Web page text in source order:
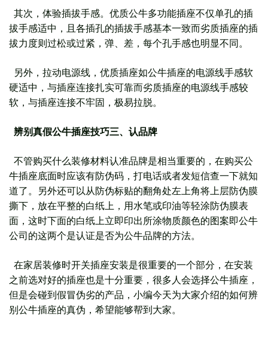
其次，体验插拔手感。优质公牛多功能插座不仅单孔的插
拔手感适中，且各插孔的插拔手感基本一致而劣质插座的插
拔力度则过松或过紧，弹、差，每个孔手感也明显不同。
另外，拉动电源线，优质插座如公牛插座的电源线手感软
硬适中，与插座连接扎实可靠而劣质插座的电源线手感较
软，与插座连接不牢固，极易拉脱。
辨别真假公牛插座技巧三、认品牌
不管购买什么装修材料认准品牌是相当重要的，在购买公
牛插座底面时应该有防伪码，打电话或者发短信查一下就知
道了。另外还可以从防伪标贴的翻角处左上角将上层防伪膜
撕下，放在平整的白纸上，用水笔或印油等轻涂防伪膜表
面，这时下面的白纸上立即印出所涂物质颜色的图案即公牛
公司的这两个是认证是否为公牛品牌的方法。
在家居装修时开关插座安装是很重要的一个部分，在安装
之前选对好的插座也是十分重要，很多人会选择公牛插座，
但是会碰到假冒伪劣的产品，小编今天为大家介绍的如何辨
别公牛插座的真伪，希望能够帮到大家。